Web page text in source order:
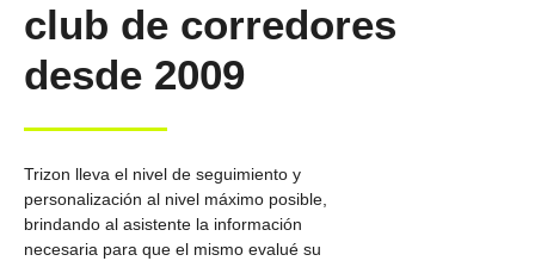
club de corredores
desde 2009
Trizon lleva el nivel de seguimiento y
personalización al nivel máximo posible,
brindando al asistente la información
necesaria para que el mismo evalué su